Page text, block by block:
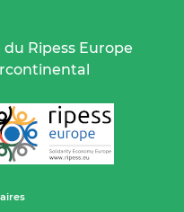
Ripess Europe